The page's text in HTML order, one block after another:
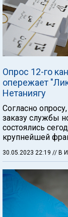
Опрос 12-го
опережает
Нетаниягу
Согласно
заказу службы
состоялись
крупнейшей
30.05.2023 22:19 // В